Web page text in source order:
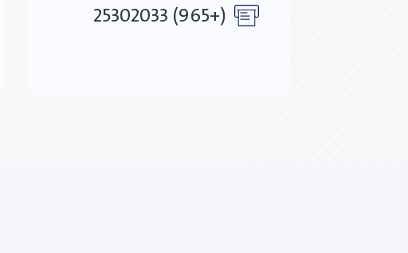
(+965) 25302033